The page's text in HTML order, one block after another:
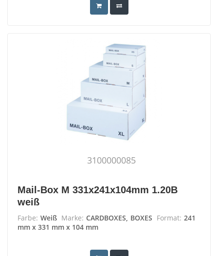
3100000085
Mail-Box M 331x241x104mm 1.20B
weiß
Farbe: Weiß Marke:CARDBOXES, BOXES Format:241
mm x 331 mm x 104 mm